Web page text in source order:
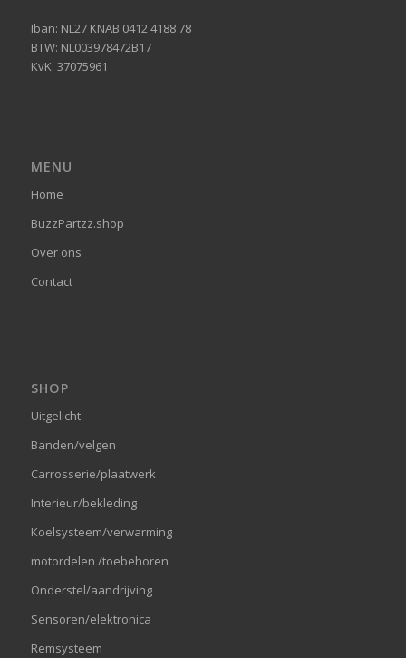
Iban: NL27 KNAB 0412 4188 78
BTW: NL003978472B17
KvK: 37075961
MENU
Home
BuzzPartzz.shop
Over ons
Contact
SHOP
Uitgelicht
Banden/velgen
Carrosserie/plaatwerk
Interieur/bekleding
Koelsysteem/verwarming
motordelen /toebehoren
Onderstel/aandrijving
Sensoren/elektronica
Remsysteem